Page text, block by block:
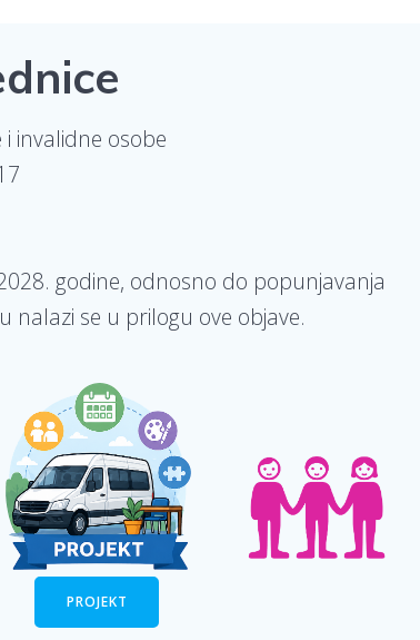
invalidne osobe
godine, odnosno do popunjavanja
nalazi se u prilogu ove objave.
PROJEKT